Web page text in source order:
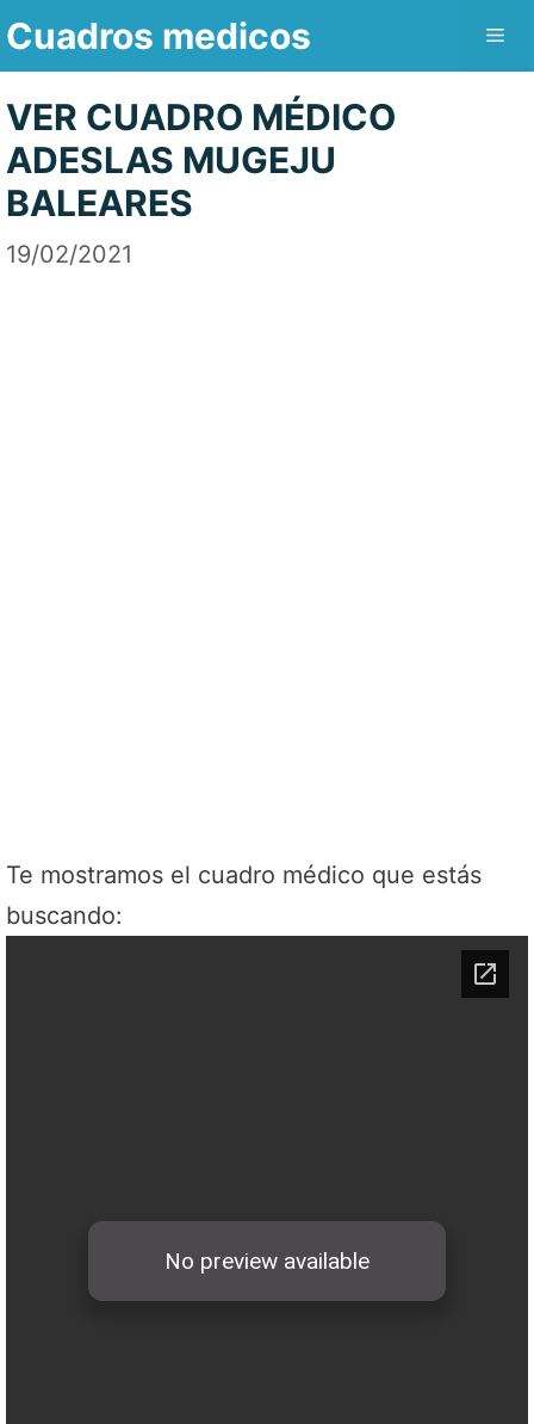
Saltar
contenido
Cuadros medicos
VER CUADRO MÉDICO
ADESLAS MUGEJU
BALEARES
19/02/2021
Te mostramos el cuadro médico que estás
buscando: